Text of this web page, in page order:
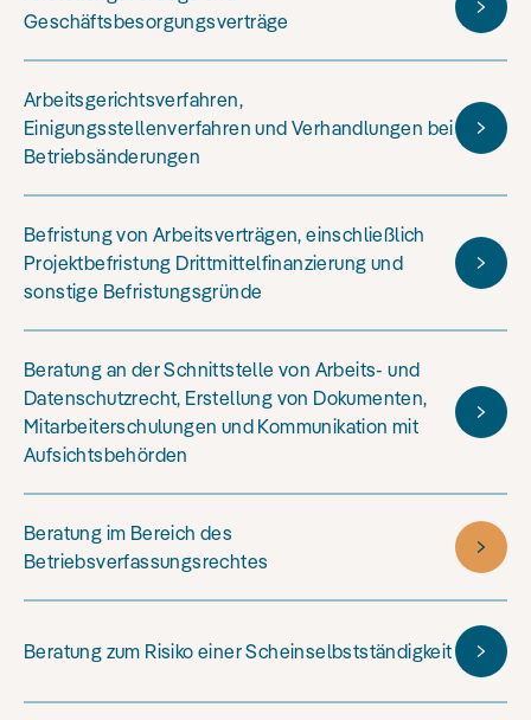
Geschäftsbesorgungsverträge
Arbeitsgerichtsverfahren,
Einigungsstellenverfahren und Verhandlungen bei
Betriebsänderungen
Befristung von Arbeitsverträgen, einschließlich
Projektbefristung Drittmittelfinanzierung und
sonstige Befristungsgründe
Beratung an der Schnittstelle von Arbeits- und
Datenschutzrecht, Erstellung von Dokumenten,
Mitarbeiterschulungen und Kommunikation mit
Aufsichtsbehörden
Beratung im Bereich des
Betriebsverfassungsrechtes
Beratung zum Risiko einer Scheinselbstständigkeit